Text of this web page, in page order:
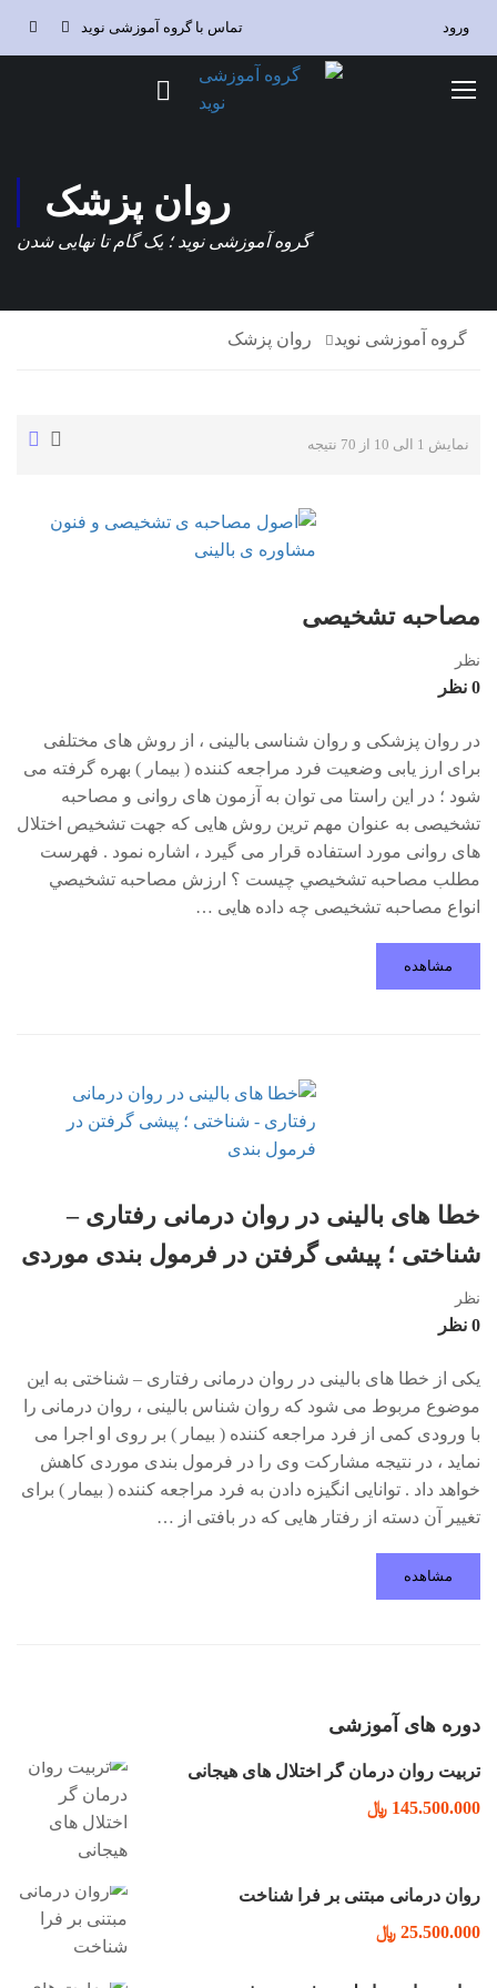
تماس با گروه آموزشی نوید ورود
روان پزشک
گروه آموزشی نوید ؛ یک گام تا نهایی شدن
گروه آموزشی نوید روان پزشک
نمایش 1 الی 10 از 70 نتیجه
مصاحبه تشخیصی
نظر
0 نظر
در روان پزشکی و روان شناسی بالینی ، از روش های مختلفی
برای ارز یابی وضعیت فرد مراجعه کننده ( بیمار ) بهره گرفته می
شود ؛ در این راستا می توان به آزمون های روانی و مصاحبه
تشخیصی به عنوان مهم ترین روش هایی که جهت تشخیص اختلال
های روانی مورد استفاده قرار می گیرد ، اشاره نمود . فهرست
مطلب مصاحبه تشخيصي چیست ؟ ارزش مصاحبه تشخيصي
انواع مصاحبه تشخیصی چه داده هایی …
مشاهده
خطا های بالینی در روان درمانی رفتاری –
شناختی ؛ پیشی گرفتن در فرمول بندی موردی
نظر
0 نظر
یکی از خطا های بالینی در روان درمانی رفتاری – شناختی به این
موضوع مربوط می­ شود که روان شناس بالینی ، روان درمانی را
با ورودی کمی از فرد مراجعه کننده ( بیمار ) بر روی او اجرا می
نماید ، در نتیجه مشارکت وی را در فرمول بندی موردی کاهش
خواهد داد . توانایی انگیزه دادن به فرد مراجعه کننده ( بیمار ) برای
تغییر آن دسته از رفتار هایی که در بافتی از …
مشاهده
دوره های آموزشی
تربیت روان درمان گر اختلال های هیجانی
145.500.000 ﷼
روان درمانی مبتنی بر فرا شناخت
25.500.000 ﷼